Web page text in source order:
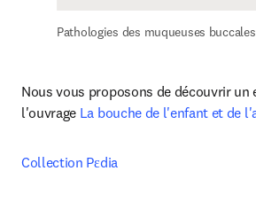
Pathologies des muqueuses
Nous vous proposons de découvrir un
l'ouvrage La bouche de l'enfant et de
Collection Pεdia